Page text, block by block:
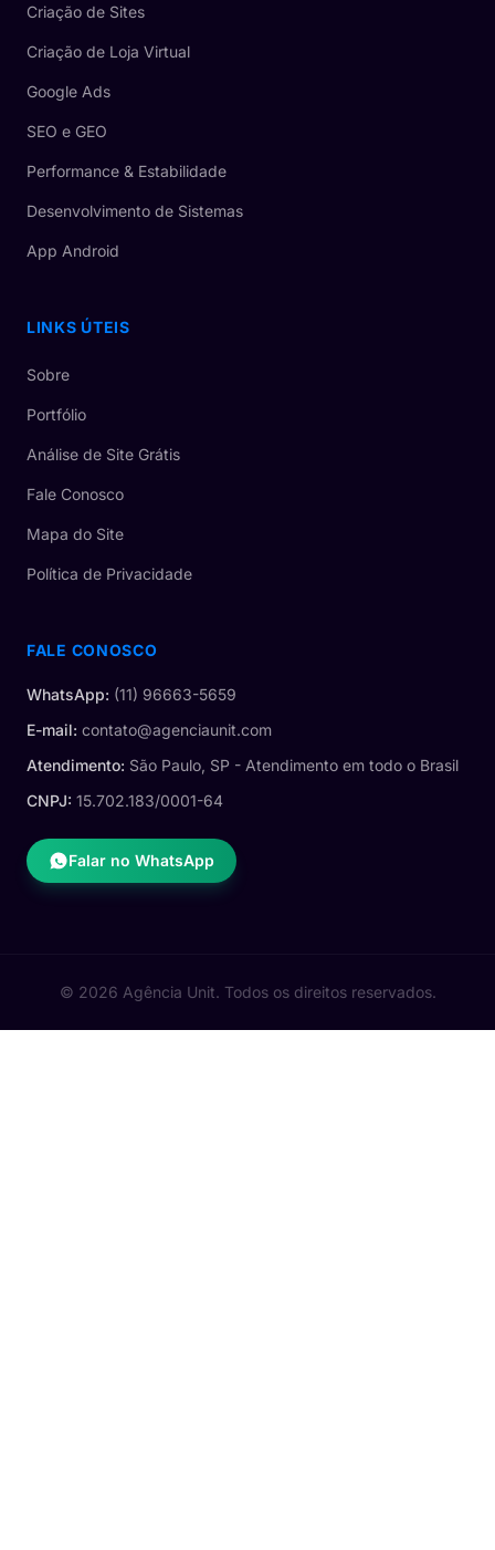
Criação de Sites
Criação de Loja Virtual
Google Ads
SEO e GEO
Performance & Estabilidade
Desenvolvimento de Sistemas
App Android
LINKS ÚTEIS
Sobre
Portfólio
Análise de Site Grátis
Fale Conosco
Mapa do Site
Política de Privacidade
FALE CONOSCO
WhatsApp: (11) 96663-5659
E-mail: contato@agenciaunit.com
Atendimento: São Paulo, SP - Atendimento em todo o Brasil
CNPJ: 15.702.183/0001-64
Falar no WhatsApp
© 2026 Agência Unit. Todos os direitos reservados.